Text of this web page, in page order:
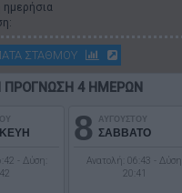
ΣΤΑΘΜΟΥ
ΠΡΟΓΝΩΣΗ 4 ΗΜΕΡΩΝ
- Δύση:
8 ΑΥΓΟΥΣΤΟΥ
ΣΑΒΒΑΤΟ
Ανατολή: 06:43 - Δύση:
20:41